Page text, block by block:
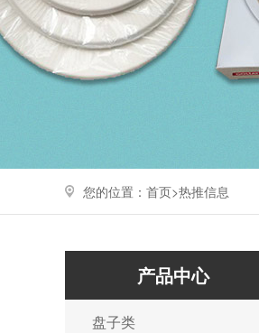
您的位置： 首页>热推信息
产品中心
盘子类